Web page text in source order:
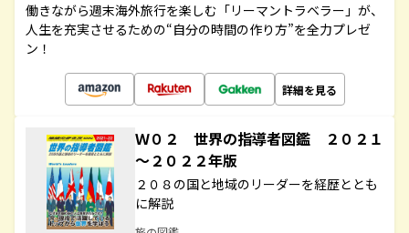
働きながら週末海外旅行を楽しむ「リーマントラベラー」が、
人生を充実させるための“自分の時間の作り方”を全力プレゼ
ン！
詳細を見る
Ｗ０２ 世界の指導者図鑑 ２０２１
～２０２２年版
２０８の国と地域のリーダーを経歴ととも
に解説